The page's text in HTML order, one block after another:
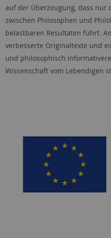
auf der Überzeugung, dass nur
zwischen Philosophen und
belastbaren Resultaten führt.
verbesserte Originaltexte und
und philosophisch
Wissenschaft vom Lebendigen